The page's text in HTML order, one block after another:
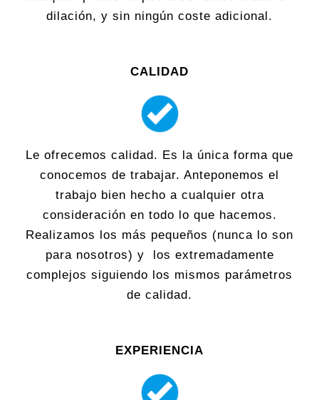
dilación, y sin ningún coste adicional.
CALIDAD
Le ofrecemos calidad. Es la única forma que
conocemos de trabajar. Anteponemos el
trabajo bien hecho a cualquier otra
consideración en todo lo que hacemos.
Realizamos los más pequeños (nunca lo son
para nosotros) y los extremadamente
complejos siguiendo los mismos parámetros
de calidad.
EXPERIENCIA